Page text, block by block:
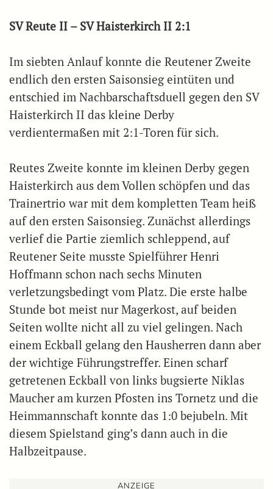
SV Reute II – SV Haisterkirch II 2:1
Im siebten Anlauf konnte die Reutener Zweite
endlich den ersten Saisonsieg eintüten und
entschied im Nachbarschaftsduell gegen den SV
Haisterkirch II das kleine Derby
verdientermaßen mit 2:1-Toren für sich.
Reutes Zweite konnte im kleinen Derby gegen
Haisterkirch aus dem Vollen schöpfen und das
Trainertrio war mit dem kompletten Team heiß
auf den ersten Saisonsieg. Zunächst allerdings
verlief die Partie ziemlich schleppend, auf
Reutener Seite musste Spielführer Henri
Hoffmann schon nach sechs Minuten
verletzungsbedingt vom Platz. Die erste halbe
Stunde bot meist nur Magerkost, auf beiden
Seiten wollte nicht all zu viel gelingen. Nach
einem Eckball gelang den Hausherren dann aber
der wichtige Führungstreffer. Einen scharf
getretenen Eckball von links bugsierte Niklas
Maucher am kurzen Pfosten ins Tornetz und die
Heimmannschaft konnte das 1:0 bejubeln. Mit
diesem Spielstand ging’s dann auch in die
Halbzeitpause.
ANZEIGE